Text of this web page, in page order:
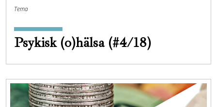
Tema
Psykisk (o)hälsa (#4/18)